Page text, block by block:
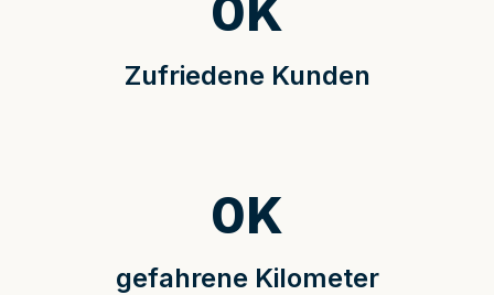
Zufriedene Kunden
0K
gefahrene Kilometer
0K